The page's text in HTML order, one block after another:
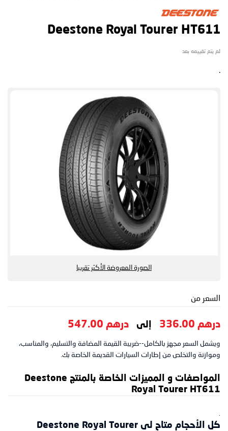
Deestone Royal Tourer HT611
لم يتم تقييمه بعد
.
الصورة المعروضة الأكثر تقريبا
السعر من
درهم 336.00 إلى درهم 547.00
ويشمل السعر مجهز بالكامل--ضريبة القيمة المضافة والتسليم، والمناسب،
وموازنة والتخلص من إطارات السيارات القديمة الخاصة بك.
المواصفات و المميزات الخاصة بالمنتج Deestone
Royal Tourer HT611
كل الأحجام متاح لى Deestone Royal Tourer